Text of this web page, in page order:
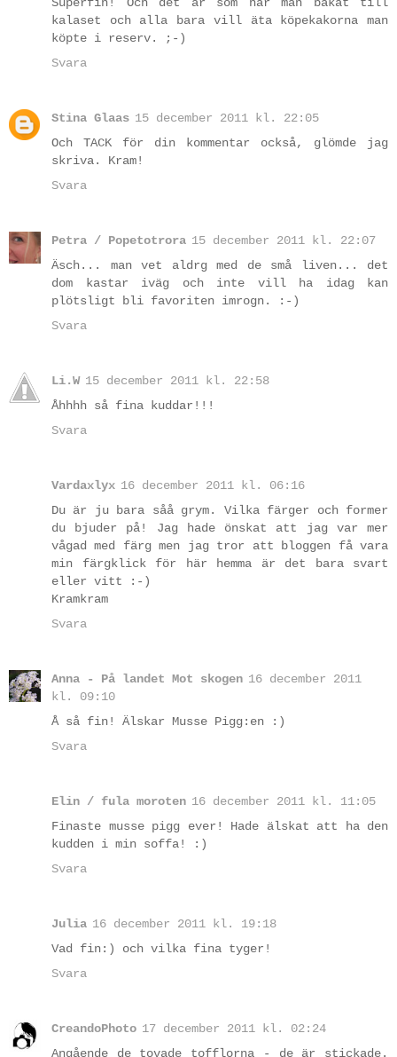
Superfin! Och det är som när man bakat till
kalaset och alla bara vill äta köpekakorna man
köpte i reserv. ;-)
Svara
Stina Glaas 15 december 2011 kl. 22:05
Och TACK för din kommentar också, glömde jag
skriva. Kram!
Svara
Petra / Popetotrora 15 december 2011 kl. 22:07
Äsch... man vet aldrg med de små liven... det
dom kastar iväg och inte vill ha idag kan
plötsligt bli favoriten imrogn. :-)
Svara
Li.W 15 december 2011 kl. 22:58
Åhhhh så fina kuddar!!!
Svara
Vardaxlyx 16 december 2011 kl. 06:16
Du är ju bara såå grym. Vilka färger och former
du bjuder på! Jag hade önskat att jag var mer
vågad med färg men jag tror att bloggen få vara
min färgklick för här hemma är det bara svart
eller vitt :-)
Kramkram
Svara
Anna - På landet Mot skogen 16 december 2011
kl. 09:10
Å så fin! Älskar Musse Pigg:en :)
Svara
Elin / fula moroten 16 december 2011 kl. 11:05
Finaste musse pigg ever! Hade älskat att ha den
kudden i min soffa! :)
Svara
Julia 16 december 2011 kl. 19:18
Vad fin:) och vilka fina tyger!
Svara
CreandoPhoto 17 december 2011 kl. 02:24
Angående de tovade tofflorna - de är stickade.